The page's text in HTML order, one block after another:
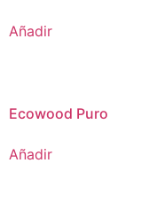
Añadir
Ecowood Puro
Añadir